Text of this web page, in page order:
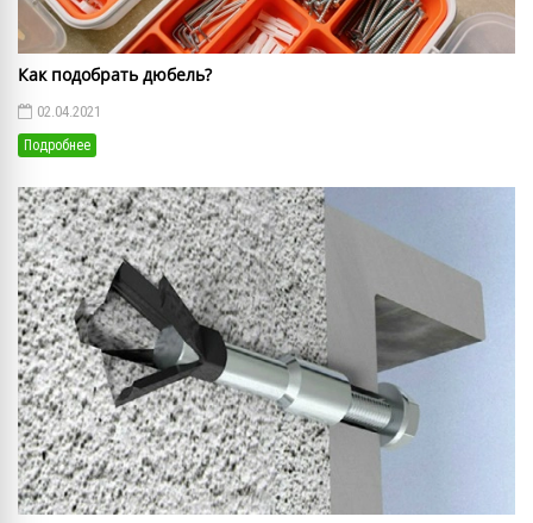
Как подобрать дюбель?
02.04.2021
Подробнее